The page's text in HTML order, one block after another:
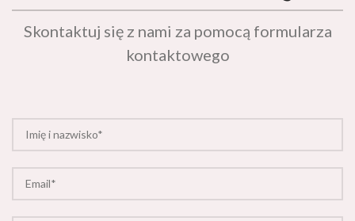
Skontaktuj się z nami za pomocą formularza
kontaktowego